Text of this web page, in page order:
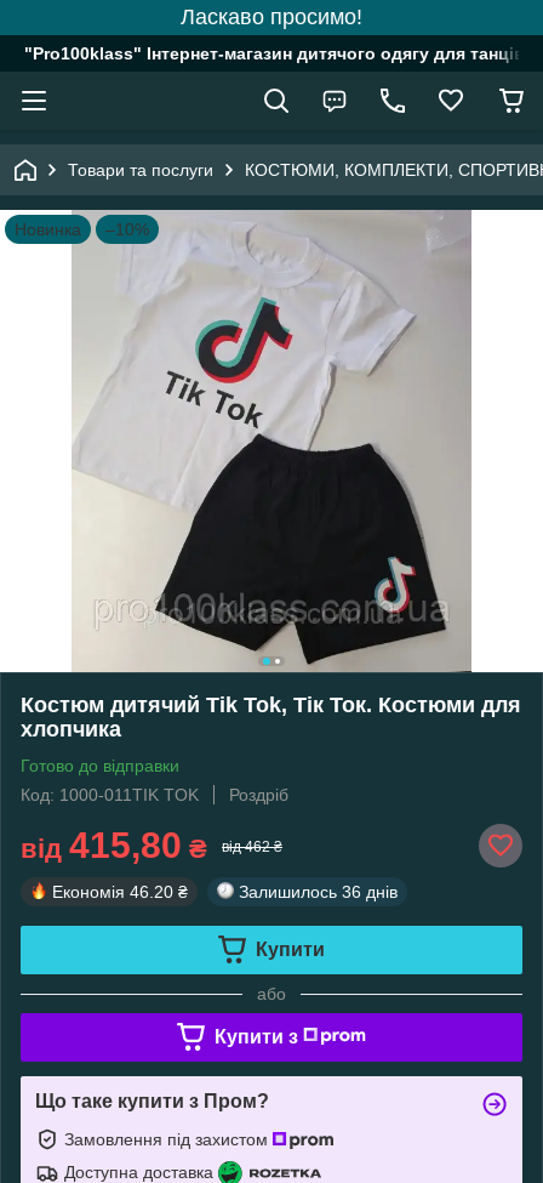
Ласкаво просимо!
"Pro100klass" Інтернет-магазин дитячого одягу для танців,
Товари та послуги КОСТЮМИ, КОМПЛЕКТИ,
Новинка –10%
Костюм дитячий Tik Tok, Тік Ток. Костюми для
хлопчика
Готово до відправки
Код: 1000-011TIK TOK
Роздріб
від 415,80 ₴ від 462 ₴
Економія 46.20 ₴ Залишилось 36 днів
Купити
або
Купити з
Що таке купити з Пром?
Замовлення під захистом
Доступна доставка